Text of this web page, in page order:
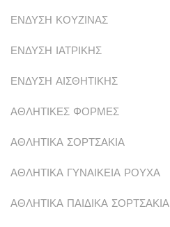
ΕΝΔΥΣΗ ΚΟΥΖΙΝΑΣ
ΕΝΔΥΣΗ ΙΑΤΡΙΚΗΣ
ΕΝΔΥΣΗ ΑΙΣΘΗΤΙΚΗΣ
ΑΘΛΗΤΙΚΕΣ ΦΟΡΜΕΣ
ΑΘΛΗΤΙΚΑ ΣΟΡΤΣΑΚΙΑ
ΑΘΛΗΤΙΚΑ ΓΥΝΑΙΚΕΙΑ ΡΟΥΧΑ
ΑΘΛΗΤΙΚΑ ΠΑΙΔΙΚΑ ΣΟΡΤΣΑΚΙΑ